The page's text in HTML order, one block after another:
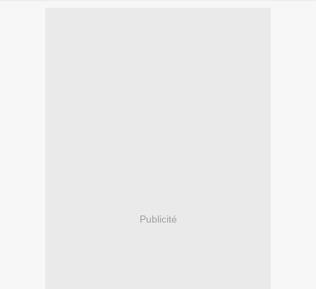
Publicité